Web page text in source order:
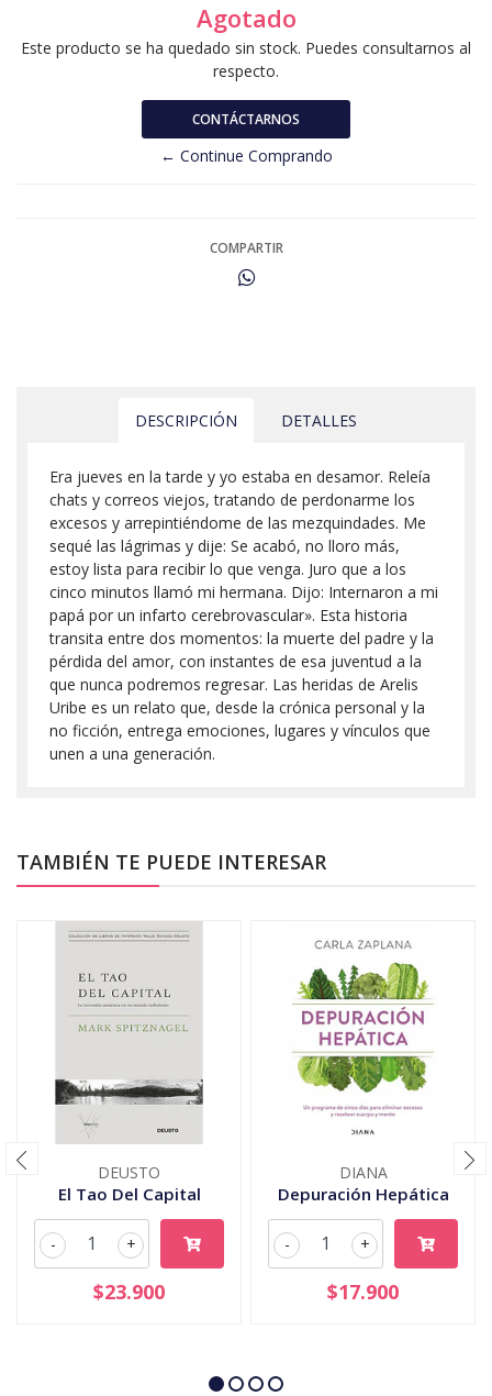
Agotado
Este producto se ha quedado sin stock. Puedes consultarnos al
respecto.
CONTÁCTARNOS
← Continue Comprando
COMPARTIR
DESCRIPCIÓN DETALLES
Era jueves en la tarde y yo estaba en desamor. Releía
chats y correos viejos, tratando de perdonarme los
excesos y arrepintiéndome de las mezquindades. Me
sequé las lágrimas y dije: Se acabó, no lloro más,
estoy lista para recibir lo que venga. Juro que a los
cinco minutos llamó mi hermana. Dijo: Internaron a mi
papá por un infarto cerebrovascular». Esta historia
transita entre dos momentos: la muerte del padre y la
pérdida del amor, con instantes de esa juventud a la
que nunca podremos regresar. Las heridas de Arelis
Uribe es un relato que, desde la crónica personal y la
no ficción, entrega emociones, lugares y vínculos que
unen a una generación.
TAMBIÉN TE PUEDE INTERESAR
DEUSTO
El Tao Del Capital
+
-
$23.900
DIANA
Depuración Hepática
+
-
$17.900